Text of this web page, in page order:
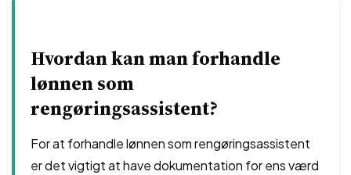
Hvordan kan man forhandle
lønnen som
rengøringsassistent?
For at forhandle lønnen som rengøringsassistent
er det vigtigt at have dokumentation for ens værd